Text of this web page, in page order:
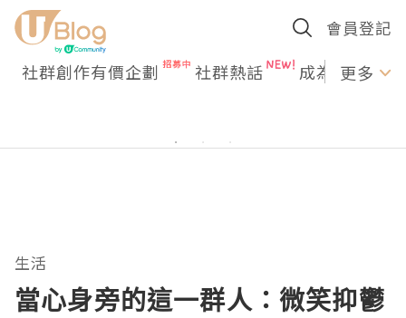
會員登記
社群創作有價企劃 社群熱話 成為U更多
生活
當心身旁的這一群人：微笑抑鬱